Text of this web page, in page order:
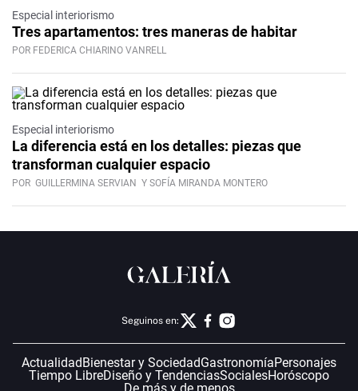
Especial interiorismo
Tres apartamentos: tres maneras de habitar
POR FEDERICA CHIARINO VANRELL
Especial interiorismo
La diferencia está en los detalles: piezas que
transforman cualquier espacio
POR GUILLERMINA SERVIAN Y SOFÍA MIRANDA MONTERO
Seguinos en:
Actualidad Bienestar y SociedadGastronomíaPersonajes
Tiempo LibreDiseño y TendenciasSocialesHoróscopo